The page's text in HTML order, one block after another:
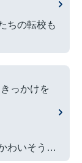
されていた
り、問い合
とはありま
与えられな
ました。実
ちの転校も
会いのき
はありま
っかけを
わいそう